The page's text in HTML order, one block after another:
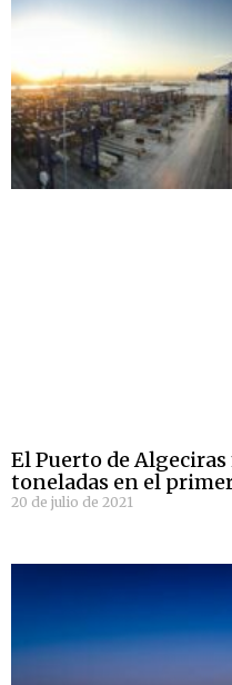
El Puerto de Algeciras
toneladas en el
20 de julio de 2021